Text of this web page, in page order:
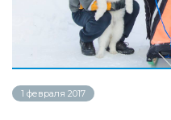
1 февраля 2017